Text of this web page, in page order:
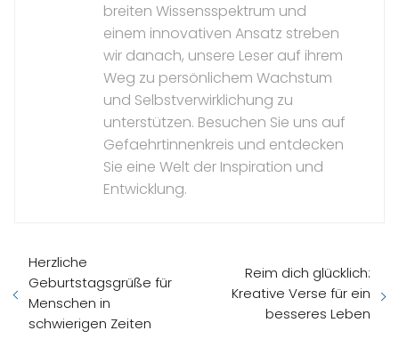
breiten Wissensspektrum und
einem innovativen Ansatz streben
wir danach, unsere Leser auf ihrem
Weg zu persönlichem Wachstum
und Selbstverwirklichung zu
unterstützen. Besuchen Sie uns auf
Gefaehrtinnenkreis und entdecken
Sie eine Welt der Inspiration und
Entwicklung.
Herzliche
Geburtstagsgrüße für
Menschen in
schwierigen Zeiten
Reim dich glücklich:
Kreative Verse für ein
besseres Leben